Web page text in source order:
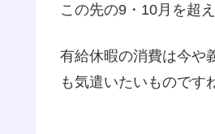
この先の9・10月を超
有給休暇の消費は今や
も気遣いたいものです